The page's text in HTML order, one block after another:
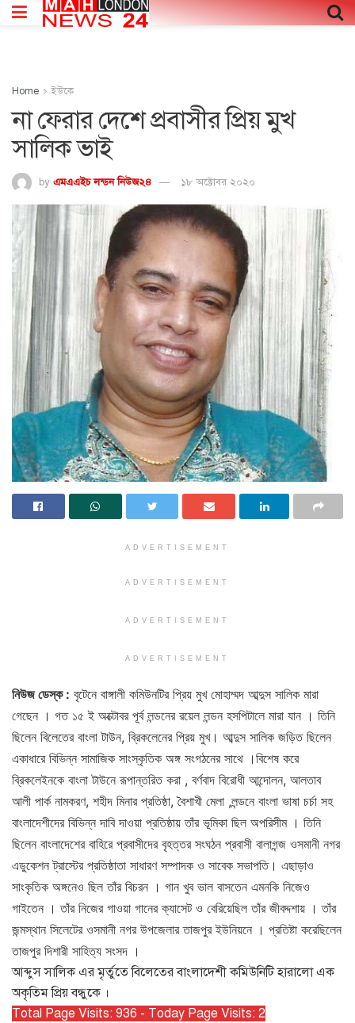
Home ইউকে
না ফেরার দেশে প্রবাসীর প্রিয় মুখ
সালিক ভাই
by এমএএইচ লন্ডন নিউজ২৪ ১৮ অক্টোবর ২০২০
ADVERTISEMENT
ADVERTISEMENT
ADVERTISEMENT
ADVERTISEMENT
নিউজ ডেস্ক : বৃটেনে বাঙ্গালী কমিউনটির প্রিয় মুখ মোহাম্মদ আব্দুস সালিক মারা
গেছেন । গত ১৫ ই অক্টোবর পূর্ব লন্ডনের রয়েল লন্ডন হসপিটালে মারা যান । তিনি
ছিলেন বিলেতের বাংলা টাউন, ব্রিকলেনের প্রিয় মুখ। আব্দুস সালিক জড়িত ছিলেন
একাধারে বিভিন্ন সামাজিক সাংস্কৃতিক অঙ্গ সংগঠনের সাথে ।বিশেষ করে
ব্রিকলেইনকে বাংলা টাউনে রূপান্তরিত করা , বর্ণবাদ বিরোধী আন্দোলন, আলতাব
আলী পার্ক নামকরণ, শহীদ মিনার প্রতিষ্ঠা, বৈশাখী মেলা ,লন্ডনে বাংলা ভাষা চর্চা সহ
বাংলাদেশীদের বিভিন্ন দাবি দাওয়া প্রতিষ্ঠায় তাঁর ভূমিকা ছিল অপরিসীম । তিনি
ছিলেন বাংলাদেশের বাহিরে প্রবাসীদের বৃহত্তর সংঘঠন প্রবাসী বালাগন্জ ওসমানী নগর
এডুকেশন ট্রাস্টের প্রতিষ্ঠাতা সাধারণ সম্পাদক ও সাবেক সভাপতি। এছাড়াও
সাংকৃতিক অঙ্গনেও ছিল তাঁর বিচরন । গান খুব ভাল বাসতেন এমনকি নিজেও
গাইতেন । তাঁর নিজের গাওয়া গানের ক্যাসেট ও বেরিয়েছিল তাঁর জীবদ্দশায় । তাঁর
জন্মস্থান সিলেটের ওসমানী নগর উপজেলার তাজপুর ইউনিয়নে । প্রতিষ্টা করেছিলেন
তাজপুর দিশারী সাহিত্য সংসদ ।
আব্দুস সালিক এর মৃর্তুতে বিলেতের বাংলাদেশী কমিউনিটি হারালো এক
অকৃতিম প্রিয় বন্ধুকে ।
Total Page Visits: 936 - Today Page Visits: 2